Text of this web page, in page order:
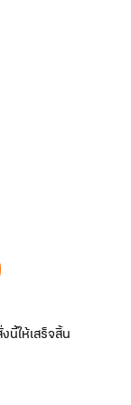
นี้ให้เสร็จสิ้น